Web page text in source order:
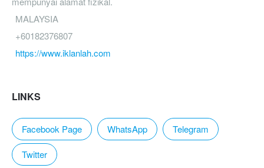
MALAYSIA
+60182376807
https://www.iklanlah.com
LINKS
Facebook Page WhatsApp Telegram
Twitter